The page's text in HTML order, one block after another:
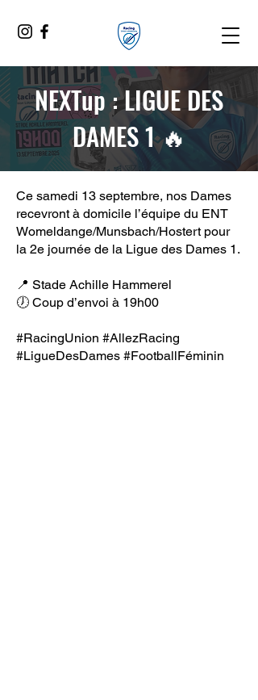
NEXTup : LIGUE DES
DAMES 1 🔥️
Ce samedi 13 septembre, nos Dames
recevront à domicile l’équipe du ENT
Womeldange/Munsbach/Hostert pour
la 2e journée de la Ligue des Dames 1.
📍 Stade Achille Hammerel
🕖 Coup d’envoi à 19h00
#RacingUnion #AllezRacing
#LigueDesDames #FootballFéminin